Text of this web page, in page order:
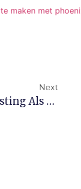
Next
Podcasting Als Marketinginstrument: Bouw Autoriteit En Bereik